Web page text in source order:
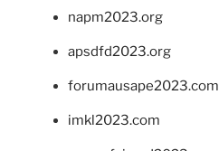
napm2023.org
apsdfd2023.org
forumausape2023.com
imkl2023.com